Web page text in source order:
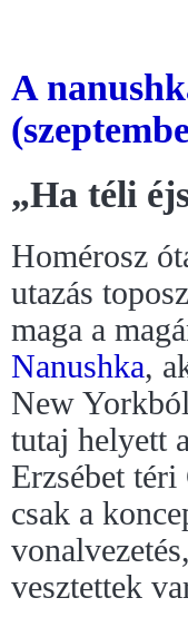
A
„Ha téli
Homérosz
utazás
maga a
Nanushka,
New
tutaj helyett
Erzsébet
csak a
vesztettek